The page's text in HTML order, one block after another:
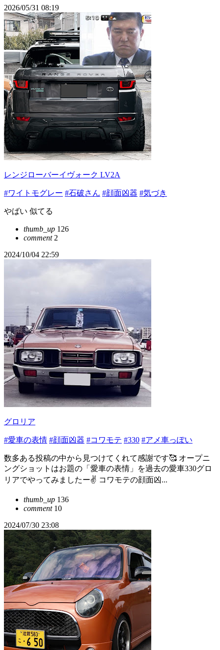
2026/05/31 08:19
レンジローバーイヴォーク LV2A
#ワイトモグレー #石破さん #顔面凶器 #気づき
やばい 似てる
thumb_up 126
comment2
2024/10/04 22:59
グロリア
#愛車の表情 #顔面凶器 #コワモテ #330 #アメ車っぽい
数多ある投稿の中から見つけてくれて感謝です🥰 オープニ
ングショットはお題の「愛車の表情」を過去の愛車330グロ
リアでやってみましたー✌️ コワモテの顔面凶...
thumb_up 136
comment10
2024/07/30 23:08